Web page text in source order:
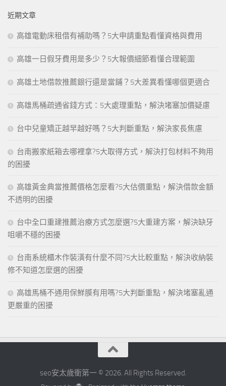
近期文章
高雄電動床租借有補助嗎？5大申請重點看懂資格與費用
高雄一日假牙費用是多少？5大報價細節看懂合理範圍
高雄土地借款推薦銀行還是當鋪？5大差異看懂哪個更適合
高雄馬桶疏通省錢方式：5大處理重點，解決堵塞加價疑慮
台中兒童矯正越早越好嗎？5大判斷重點，解決家長焦慮
台南搬家紙箱去哪裡拿?5大取得方式，解決打包材料不夠用
的困擾
高雄黃金典當推薦價格怎麼看?5大估價重點，解決借款金額
不透明的困擾
台中全口重建推薦治療方式怎麼選?5大重建方案，解決缺牙
咀嚼不穩的困擾
台南系統櫃木作裝潢有什麼不同?5大比較重點，解決收納裝
修不知道怎麼選的困擾
高雄馬桶不通用保鮮膜有用嗎?5大判斷重點，解決堵塞亂通
更嚴重的困擾
seo安太歲衝第一 © 2026. All Rights Reserved.